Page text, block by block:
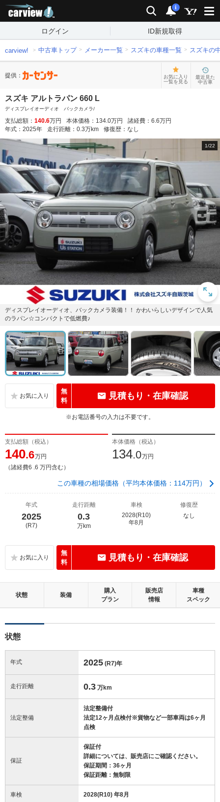
検索 通知
i
ログイン ID新規取得
carview! 中古車トップ メーカー一覧 スズキの車種一覧 スズキの
提供：
お気に入り
一覧を見る
最近見た
中古車
スズキ アルトラパン 660 L
ディスプレイオーディオ バックカメラ/
支払総額： 140.6万円 本体価格： 134.0万円 諸経費： 6.6万円
年式： 2025年 走行距離： 0.3万km 修復歴： なし
1/22
ディスプレイオーディオ、バックカメラ装備！！ かわいらしいデザインで人気
のラパン☆コンパクトで低燃費♪
無
料
見積もり・在庫確認
※お電話番号の入力は不要です。
支払総額（税込）
140.6万円
（諸経費6 .6 万円含む）
本体価格（税込）
134.0万円
この車種の相場価格（平均本体価格：114万円）
年式
2025
(R7)
走行距離
0.3
万km
車検
2028(R10)
年8月
修復歴
なし
無
料
見積もり・在庫確認
状態 装備
購入
プラン
販売店
情報
車種
スペック
状態
年式 2025 (R7)年
走行距離 0.3 万km
法定整備
法定整備付
法定12ヶ月点検付※貨物など一部車両は6ヶ月
点検
保証
保証付
詳細については、販売店にご確認ください。
保証期間：36ヶ月
保証距離：無制限
車検 2028(R10) 年8月